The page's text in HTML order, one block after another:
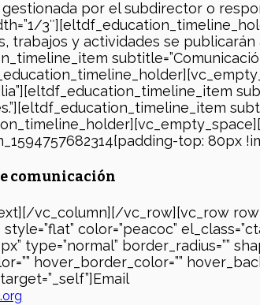
gestionada por el subdirector o
trabajos y actividades se
top:
comunicación
vc_column][/vc_row][vc_row
style=”flat” color=”peacoc”
type=”normal” border_radius=””
hover_border_color=””